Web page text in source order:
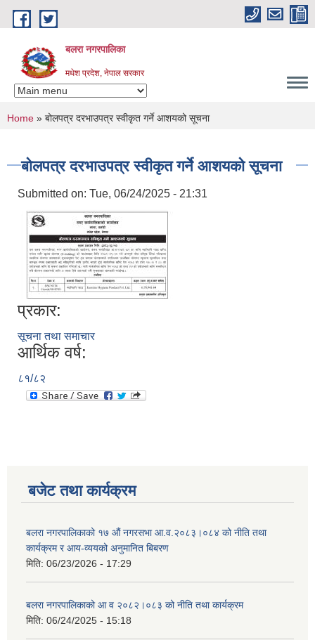
Skip to main content
बलरा नगरपालिका
मधेश प्रदेश, नेपाल सरकार
You are here
Home » बोलपत्र दरभाउपत्र स्वीकृत गर्ने आशयको सूचना
बोलपत्र दरभाउपत्र स्वीकृत गर्ने आशयको सूचना
Submitted on: Tue, 06/24/2025 - 21:31
प्रकार:
सूचना तथा समाचार
आर्थिक वर्ष:
८१/८२
बजेट तथा कार्यक्रम
बलरा नगरपालिकाको १७ औं नगरसभा आ.व.२०८३।०८४ को नीति तथा
कार्यक्रम र आय-व्ययको अनुमानित बिबरण
मिति: 06/23/2026 - 17:29
बलरा नगरपालिकाको आ व २०८२।०८३ को नीति तथा कार्यक्रम
मिति: 06/24/2025 - 15:18